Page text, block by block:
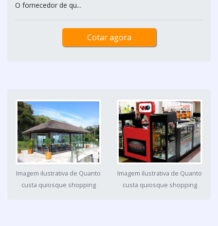
O fornecedor de qu...
Cotar agora
Imagem ilustrativa de Quanto
custa quiosque shopping
Imagem ilustrativa de Quanto
custa quiosque shopping